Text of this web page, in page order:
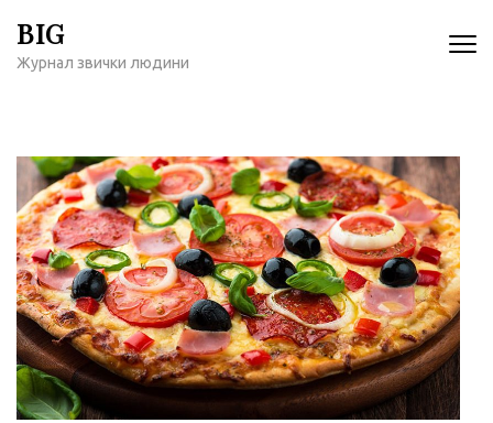
содержимому
BIG
Журнал звички людини